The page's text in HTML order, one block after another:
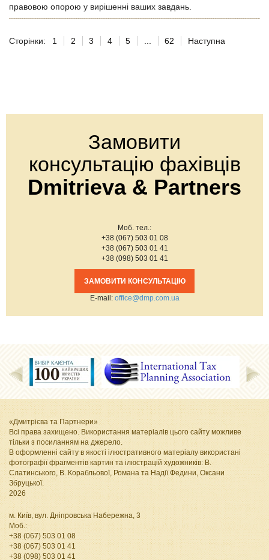
правовою опорою у вирішенні ваших завдань.
Сторінки: 1 2 3 4 5 62 Наступна
Замовити
консультацію фахівців
Dmitrieva & Partners
Моб. тел.:
+38 (067) 503 01 08
+38 (067) 503 01 41
+38 (098) 503 01 41
ЗАМОВИТИ КОНСУЛЬТАЦІЮ
Е-mail: office@dmp.com.ua
«Дмитрієва та Партнери»
Всі права захищено. Використання матеріалів цього сайту можливе
тільки з посиланням на джерело.
В оформленні сайту в якості ілюстративного матеріалу використані
фотографії фрагментів картин та ілюстрацій художників: В.
Слатинського, В. Корабльової, Романа та Надії Федини, Оксани
Збруцької.
2026
м. Київ, вул. Дніпровська Набережна, 3
Моб.:
+38 (067) 503 01 08
+38 (067) 503 01 41
+38 (098) 503 01 41